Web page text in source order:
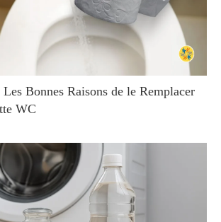
Bonnes Raisons de le Remplacer
WC